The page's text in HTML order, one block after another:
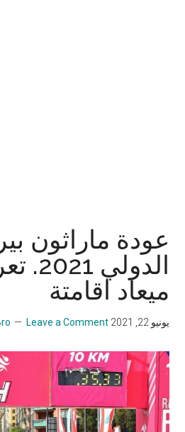
عودة ماراثون
ميعاد اقامتة
يونيو 22, 2021 by
Leave a Comment